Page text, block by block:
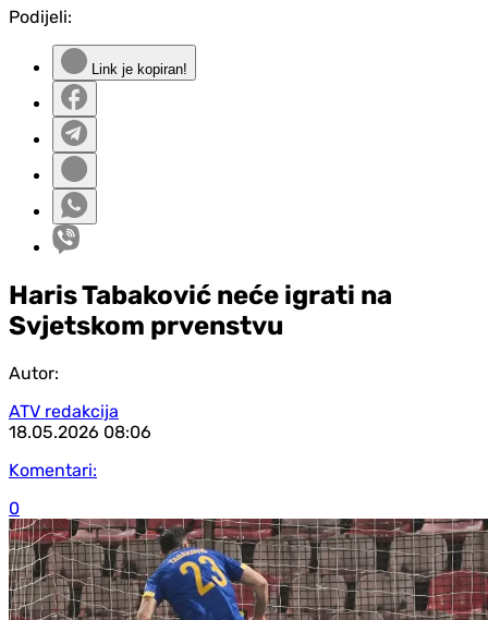
Podijeli:
Link je kopiran!
Haris Tabaković neće igrati na
Svjetskom prvenstvu
Autor:
ATV redakcija
18.05.2026 08:06
Komentari:
0